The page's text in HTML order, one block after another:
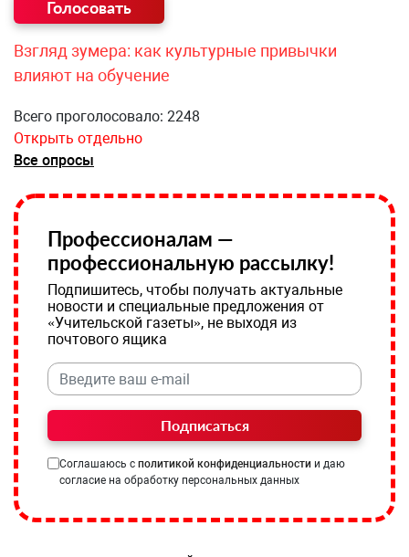
Взгляд зумера: как культурные привычки
влияют на обучение
Всего проголосовало: 2248
Открыть отдельно
Все опросы
Профессионалам —
профессиональную рассылку!
Подпишитесь, чтобы получать актуальные
новости и специальные предложения от
«Учительской газеты», не выходя из
почтового ящика
Подписаться
Соглашаюсь с политикой конфиденциальности и даю
согласие на обработку персональных данных